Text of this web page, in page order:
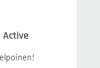
Active